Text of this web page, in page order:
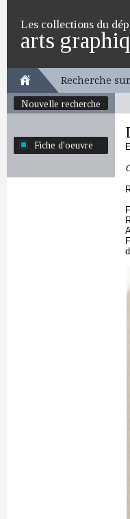
Les collections du
arts
Recherche
Nouvelle recherche
Fiche d'oeuvre